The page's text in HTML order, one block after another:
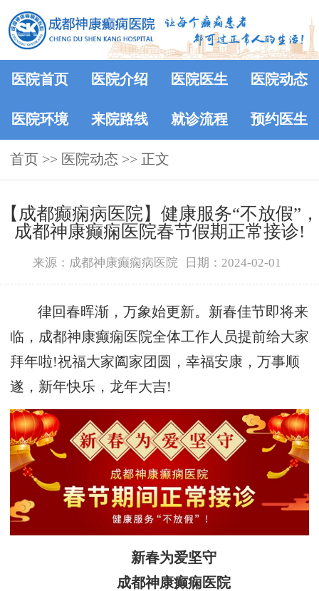
医院首页 医院介绍 医院医生 医院动态
医院环境 来院路线 就诊流程 预约医生
首页 >> 医院动态 >> 正文
【成都癫痫病医院】健康服务“不放假”，
成都神康癫痫医院春节假期正常接诊!
来源：成都神康癫痫病医院 日期：2024-02-01
律回春晖渐，万象始更新。新春佳节即将来
临，成都神康癫痫医院全体工作人员提前给大家
拜年啦!祝福大家阖家团圆，幸福安康，万事顺
遂，新年快乐，龙年大吉!
新春为爱坚守
成都神康癫痫医院